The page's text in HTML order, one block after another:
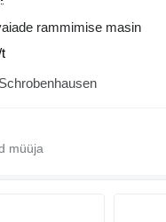
rammimise masin